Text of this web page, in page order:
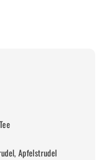
Apfelstrudel